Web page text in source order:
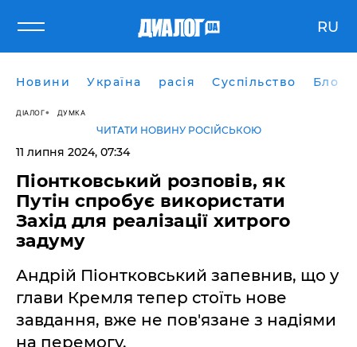
RU
Новини Україна расія Суспільство Блоги
ДІАЛОГ ДУМКА
ЧИТАТИ НОВИНУ РОСІЙСЬКОЮ
11 липня 2024, 07:34
Піонтковський розповів, як
Путін спробує використати
Захід для реалізації хитрого
задуму
Андрій Піонтковський запевнив, що у
глави Кремля тепер стоїть нове
завдання, вже не пов'язане з надіями
на перемогу.